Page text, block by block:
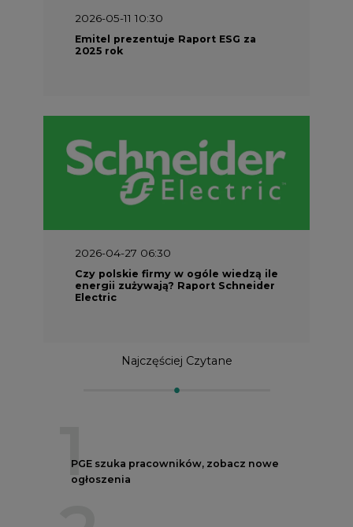
2026-04-27 06:30
Czy polskie firmy w ogóle wiedzą ile
Electric
2
Budowa terminala intermodalnego w